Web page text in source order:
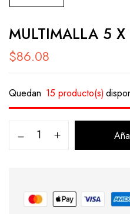
MULTIMALLA 5
$86.08
Quedan 15 producto(s)